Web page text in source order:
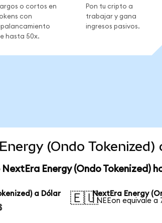
o cortos en
con
hasta 50x.
Pon tu cripto a
trabajar y gana
ingresos pasivos.
(Ondo
Energy (Ondo Tokenized)
a Dólar
🇪🇺NextEra Energy
1 NEEon equivale a